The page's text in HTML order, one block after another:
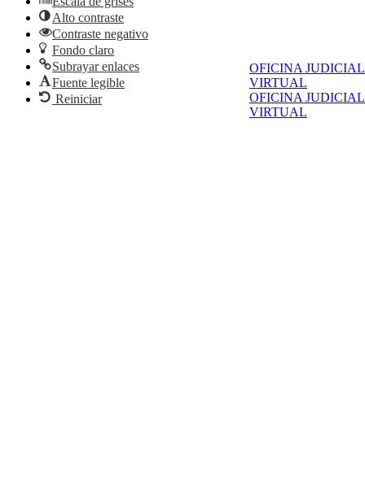
OFICINA JUDICIAL
VIRTUAL
OFICINA JUDICIAL
VIRTUAL
Alto contraste
Contraste negativo
Fondo claro
Subrayar enlaces
Fuente legible
Reiniciar